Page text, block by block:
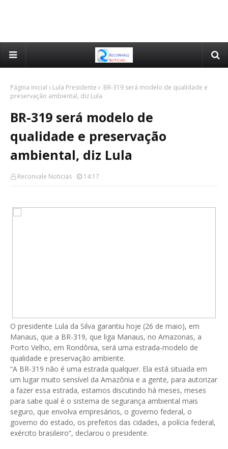
Página inicial Lula Presidente
BR-319 será modelo de qualidade e
preservação ambiental, diz Lula
BR-319 será modelo de
qualidade e preservação
ambiental, diz Lula
Reconvale Noticias 14:17
O presidente Lula da Silva garantiu hoje (26 de maio), em
Manaus, que a BR-319, que liga Manaus, no Amazonas, a
Porto Velho, em Rondônia, será uma estrada-modelo de
qualidade e preservação ambiente.
“A BR-319 não é uma estrada qualquer. Ela está situada em
um lugar muito sensível da Amazônia e a gente, para autorizar
a fazer essa estrada, estamos discutindo há meses, meses
para sabe qual é o sistema de segurança ambiental mais
seguro, que envolva empresários, o governo federal, o
governo do estado, os prefeitos das cidades, a polícia federal,
exército brasileiro”, declarou o presidente.